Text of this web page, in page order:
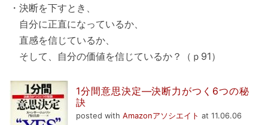
・決断を下すとき、
自分に正直になっているか、
直感を信じているか、
そして、自分の価値を信じているか？（ｐ91）
1分間意思決定―決断力がつく6つの秘
訣
posted with Amazonアソシエイト at 11.06.06